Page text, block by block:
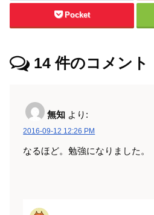
Pocket
14 件のコメント
無知 より:
2016-09-12 12:26 PM
なるほど。勉強になりました。